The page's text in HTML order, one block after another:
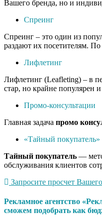
Вашего бренда, но и
Спреинг
Спреинг – это один из
раздают их посетителям.
Лифлетинг
Лифлетинг (Leafleting) – в
стар, но крайне популярен
Промо-консультации
Главная задача промо
«Тайный покупатель»
Тайный покупатель —
обслуживания клиентов
Запросите просчет
Рекламное агентство
сможем подобрать как